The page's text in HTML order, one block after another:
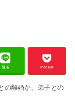
送る Pocket
の離婚か。弟子との